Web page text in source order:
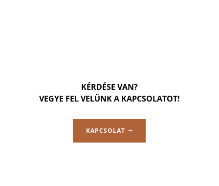
KÉRDÉSE VAN?
VEGYE FEL VELÜNK A KAPCSOLATOT!
KAPCSOLAT